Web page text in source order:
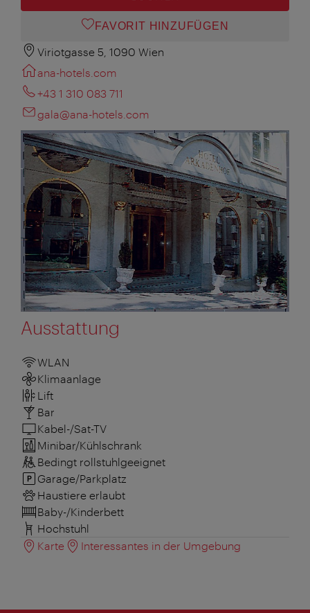
FAVORIT HINZUFÜGEN
Viriotgasse 5, 1090 Wien
ana-hotels.com
+43 1 310 083 711
gala@ana-hotels.com
Ausstattung
WLAN
Klimaanlage
Lift
Bar
Kabel-/Sat-TV
Minibar/Kühlschrank
Bedingt rollstuhlgeeignet
Garage/Parkplatz
Haustiere erlaubt
Baby-/Kinderbett
Hochstuhl
Karte
Interessantes in der Umgebung